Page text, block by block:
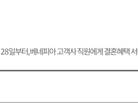
28일부터, 베네피아 고객사 직원에게 결혼혜택